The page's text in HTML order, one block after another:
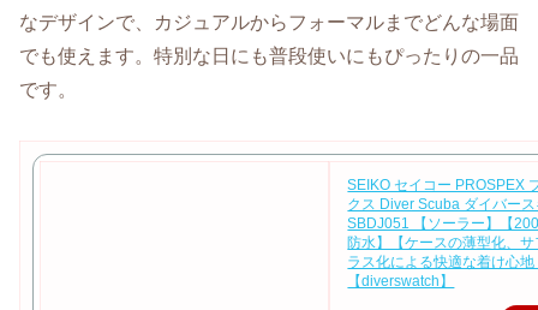
なデザインで、カジュアルからフォーマルまでどんな場面
でも使えます。特別な日にも普段使いにもぴったりの一品
です。
SEIKO セイコー PROSPEX
クス Diver Scuba ダイバー
SBDJ051 【ソーラー】【
防水】【ケースの薄型化、
ラス化による快適な着け心地
【diverswatch】